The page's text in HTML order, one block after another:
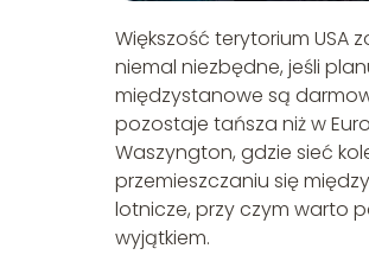
Większość terytorium
niemal niezbędne, jeśli
międzystanowe są
pozostaje tańsza niż w
Waszyngton, gdzie sieć
przemieszczaniu się
lotnicze, przy czym warto
wyjątkiem.